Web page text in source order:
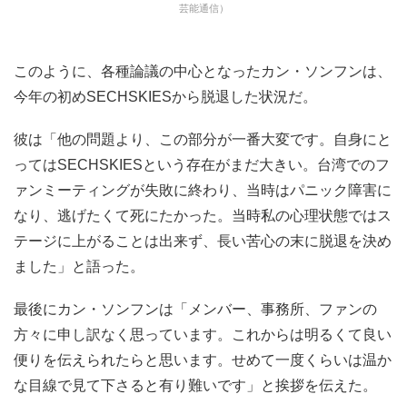
芸能通信）
このように、各種論議の中心となったカン・ソンフンは、
今年の初めSECHSKIESから脱退した状況だ。
彼は「他の問題より、この部分が一番大変です。自身にと
ってはSECHSKIESという存在がまだ大きい。台湾でのフ
ァンミーティングが失敗に終わり、当時はパニック障害に
なり、逃げたくて死にたかった。当時私の心理状態ではス
テージに上がることは出来ず、長い苦心の末に脱退を決め
ました」と語った。
最後にカン・ソンフンは「メンバー、事務所、ファンの
方々に申し訳なく思っています。これからは明るくて良い
便りを伝えられたらと思います。せめて一度くらいは温か
な目線で見て下さると有り難いです」と挨拶を伝えた。